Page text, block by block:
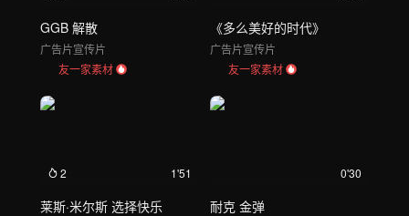
GGB 解散
广告片宣传片
友一家素材
《多么美好的时代》
广告片宣传片
友一家素材
2 1'51
莱斯·米尔斯 选择快乐
0'30
耐克 金弹